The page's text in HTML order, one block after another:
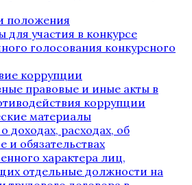
положения
для участия в конкурсе
голосования конкурсного
коррупции
правовые и иные акты в
коррупции
материалы
доходах, расходах, об
и обязательствах
характера лиц,
отдельные должности на